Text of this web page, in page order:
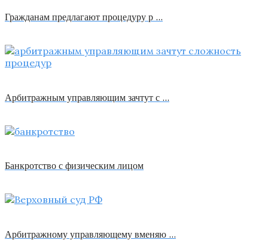
Гражданам предлагают процедуру р …
Арбитражным управляющим зачтут с …
Банкротство с физическим лицом
Арбитражному управляющему вменяю …